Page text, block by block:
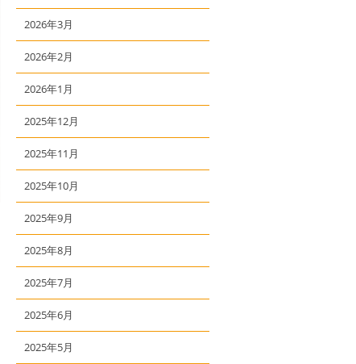
2026年3月
2026年2月
2026年1月
2025年12月
2025年11月
2025年10月
2025年9月
2025年8月
2025年7月
2025年6月
2025年5月